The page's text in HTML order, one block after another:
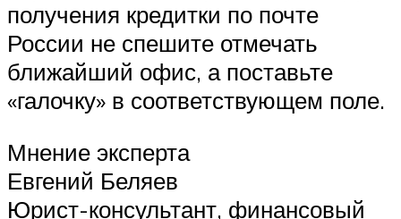
получения кредитки по почте
России не спешите отмечать
ближайший офис, а поставьте
«галочку» в соответствующем поле.
Мнение эксперта
Евгений Беляев
Юрист-консультант, финансовый